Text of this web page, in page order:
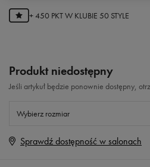
+ 450 PKT W KLUBIE 50 STYLE
Produkt niedostępny
Jeśli artykuł będzie ponownie dostępny,
Wybierz rozmiar
Rozmiary EU
Sprawdź dostępność w salonach